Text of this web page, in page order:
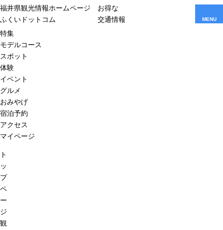
福井県観光情報ホームページ
ふくいドットコム
お得な
交通情報
MENU
特集
モデルコース
スポット
体験
イベント
グルメ
おみやげ
宿泊予約
アクセス
マイページ
ト
ッ
プ
ペ
ー
ジ
観